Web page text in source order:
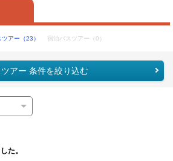
アー（23） 宿泊バスツアー（0）
アー 条件を絞り込む
た。